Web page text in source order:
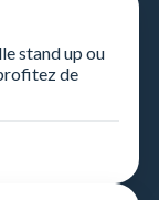
stand up ou
de